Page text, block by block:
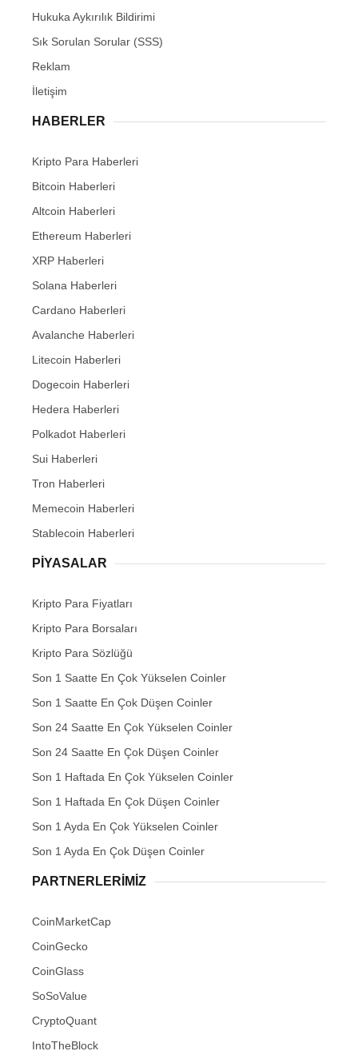
Hukuka Aykırılık Bildirimi
Sık Sorulan Sorular (SSS)
Reklam
İletişim
HABERLER
Kripto Para Haberleri
Bitcoin Haberleri
Altcoin Haberleri
Ethereum Haberleri
XRP Haberleri
Solana Haberleri
Cardano Haberleri
Avalanche Haberleri
Litecoin Haberleri
Dogecoin Haberleri
Hedera Haberleri
Polkadot Haberleri
Sui Haberleri
Tron Haberleri
Memecoin Haberleri
Stablecoin Haberleri
PIYASALAR
Kripto Para Fiyatları
Kripto Para Borsaları
Kripto Para Sözlüğü
Son 1 Saatte En Çok Yükselen Coinler
Son 1 Saatte En Çok Düşen Coinler
Son 24 Saatte En Çok Yükselen Coinler
Son 24 Saatte En Çok Düşen Coinler
Son 1 Haftada En Çok Yükselen Coinler
Son 1 Haftada En Çok Düşen Coinler
Son 1 Ayda En Çok Yükselen Coinler
Son 1 Ayda En Çok Düşen Coinler
PARTNERLERIMIZ
CoinMarketCap
CoinGecko
CoinGlass
SoSoValue
CryptoQuant
IntoTheBlock